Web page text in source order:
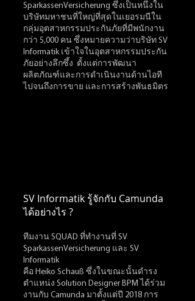
SparkassenVersicherung ซึ่งเป็นหนึ่งใน
บริษัทมหาชนที่ใหญ่ที่สุดในเยอรมนีใน
กลุ่มอุตสาหกรรมประกันภัยที่มีพนักงาน
กว่า 5,000 คน ซึ่งหมายความว่าบริษัท SV
Informatik เข้าใจในอุตสาหกรรมประกัน
ภัยอย่างลึกซึ้ง  ตั้งแต่การพัฒนา
ผลิตภัณฑ์และการดำเนินงานด้านไอที
ไปจนถึงการขาย และการสร้างพันธมิตร
SV Informatik รู้จักกับ Camunda
ได้อย่างไร ?
ทีมงาน SQUAD ที่ทำงานที่ SV
SparkassenVersicherung และ SV
Informatik
คือ Heiko Schauß ซึ่งในขณะนั้นดำรง
ตำแหน่ง Solution Designer BPM ได้ร่วม
งานกับ Camunda มาตั้งแต่ปี 2018 การ